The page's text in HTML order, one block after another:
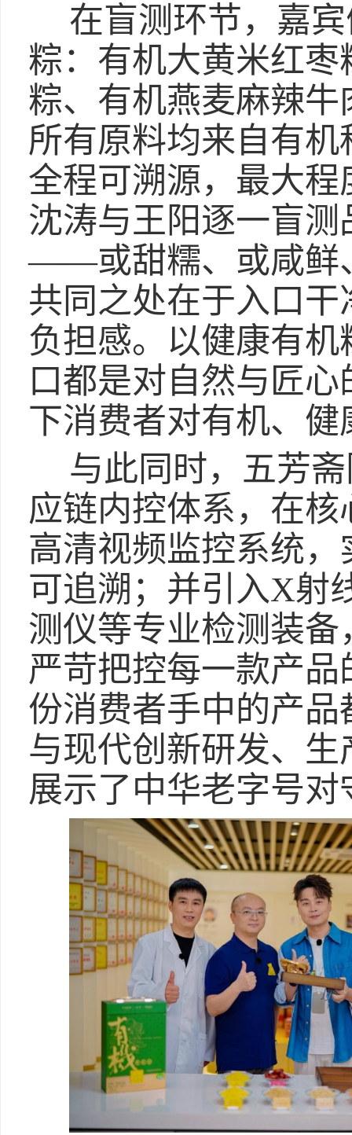
在盲测环节，嘉
粽：有机大黄米红
粽、有机燕麦麻辣
所有原料均来自有
全程可溯源，最大
沈涛与王阳逐一盲
——或甜糯、或咸鲜
共同之处在于入口
负担感。以健康有
口都是对自然与匠
下消费者对有机、
与此同时，五芳
应链内控体系，在
高清视频监控系统
可追溯；并引入X射
测仪等专业检测装
严苛把控每一款产
份消费者手中的产
与现代创新研发、
展示了中华老字号